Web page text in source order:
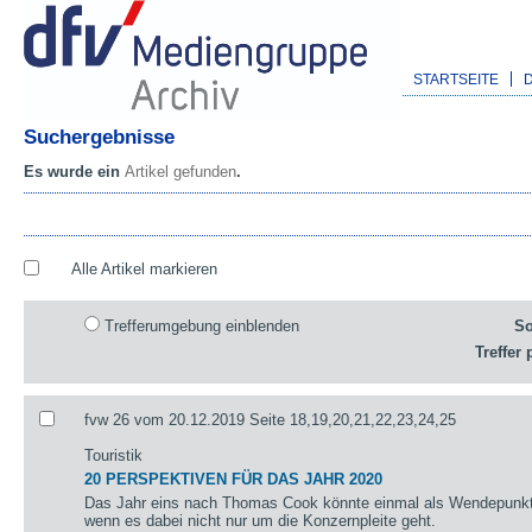
STARTSEITE
Suchergebnisse
Es wurde ein Artikel gefunden.
Alle Artikel markieren
Trefferumgebung einblenden
Treffer
fvw 26 vom 20.12.2019 Seite 18,19,20,21,22,23,24,25
Touristik
20 PERSPEKTIVEN FÜR DAS JAHR 2020
Das Jahr eins nach Thomas Cook könnte einmal als
wenn es dabei nicht nur um die Konzernpleite geht.